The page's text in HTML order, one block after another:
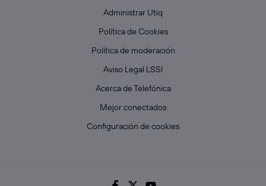
Administrar Utiq
Política de Cookies
Política de moderación
Aviso Legal LSSI
Acerca de Telefónica
Mejor conectados
Configuración de cookies